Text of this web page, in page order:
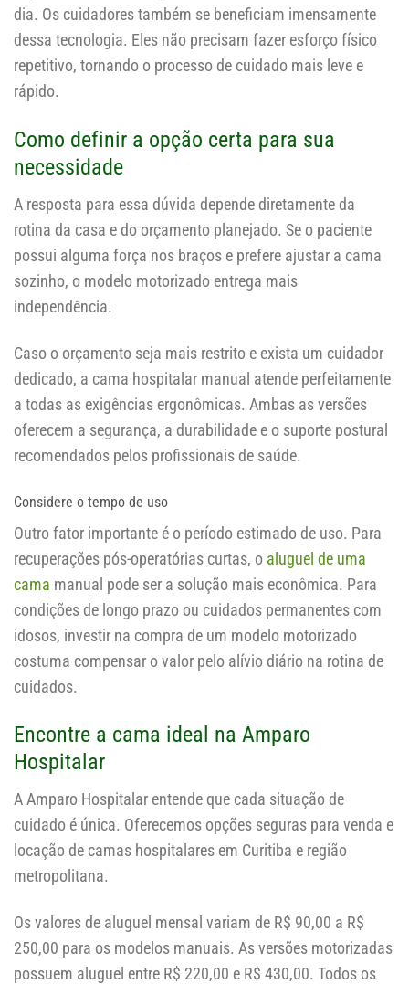
dia. Os cuidadores também se beneficiam imensamente
dessa tecnologia. Eles não precisam fazer esforço físico
repetitivo, tornando o processo de cuidado mais leve e
rápido.
Como definir a opção certa para sua
necessidade
A resposta para essa dúvida depende diretamente da
rotina da casa e do orçamento planejado. Se o paciente
possui alguma força nos braços e prefere ajustar a cama
sozinho, o modelo motorizado entrega mais
independência.
Caso o orçamento seja mais restrito e exista um cuidador
dedicado, a cama hospitalar manual atende perfeitamente
a todas as exigências ergonômicas. Ambas as versões
oferecem a segurança, a durabilidade e o suporte postural
recomendados pelos profissionais de saúde.
Considere o tempo de uso
Outro fator importante é o período estimado de uso. Para
recuperações pós-operatórias curtas, o aluguel de uma
cama manual pode ser a solução mais econômica. Para
condições de longo prazo ou cuidados permanentes com
idosos, investir na compra de um modelo motorizado
costuma compensar o valor pelo alívio diário na rotina de
cuidados.
Encontre a cama ideal na Amparo
Hospitalar
A Amparo Hospitalar entende que cada situação de
cuidado é única. Oferecemos opções seguras para venda e
locação de camas hospitalares em Curitiba e região
metropolitana.
Os valores de aluguel mensal variam de R$ 90,00 a R$
250,00 para os modelos manuais. As versões motorizadas
possuem aluguel entre R$ 220,00 e R$ 430,00. Todos os